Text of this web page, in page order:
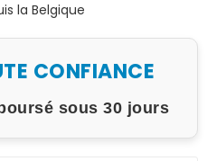
la Belgique
CONFIANCE
sous 30 jours